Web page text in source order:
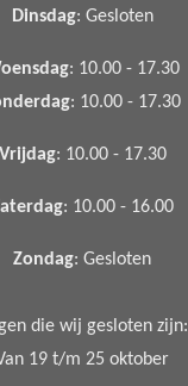
Dinsdag: Gesloten
: 10.00 - 17.30
: 10.00 - 17.30
Vrijdag: 10.00 - 17.30
: 10.00 - 16.00
Zondag: Gesloten
die wij gesloten zijn:
19 t/m 25 oktober